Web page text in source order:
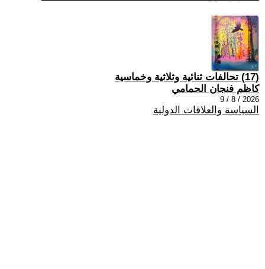
(17) تحالفات ثنائية وثلاثية وخماسية
كاظم فنجان الحمامي
2026 / 8 / 9
السياسة والعلاقات الدولية